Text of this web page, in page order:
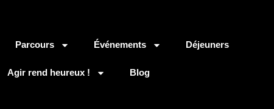
Parcours Événements Déjeuners
Agir rend heureux !
Blog